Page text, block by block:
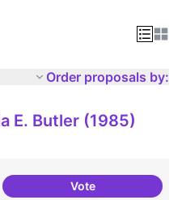
Order proposals by:
E. Butler (1985)
Vote'Amanecer' -